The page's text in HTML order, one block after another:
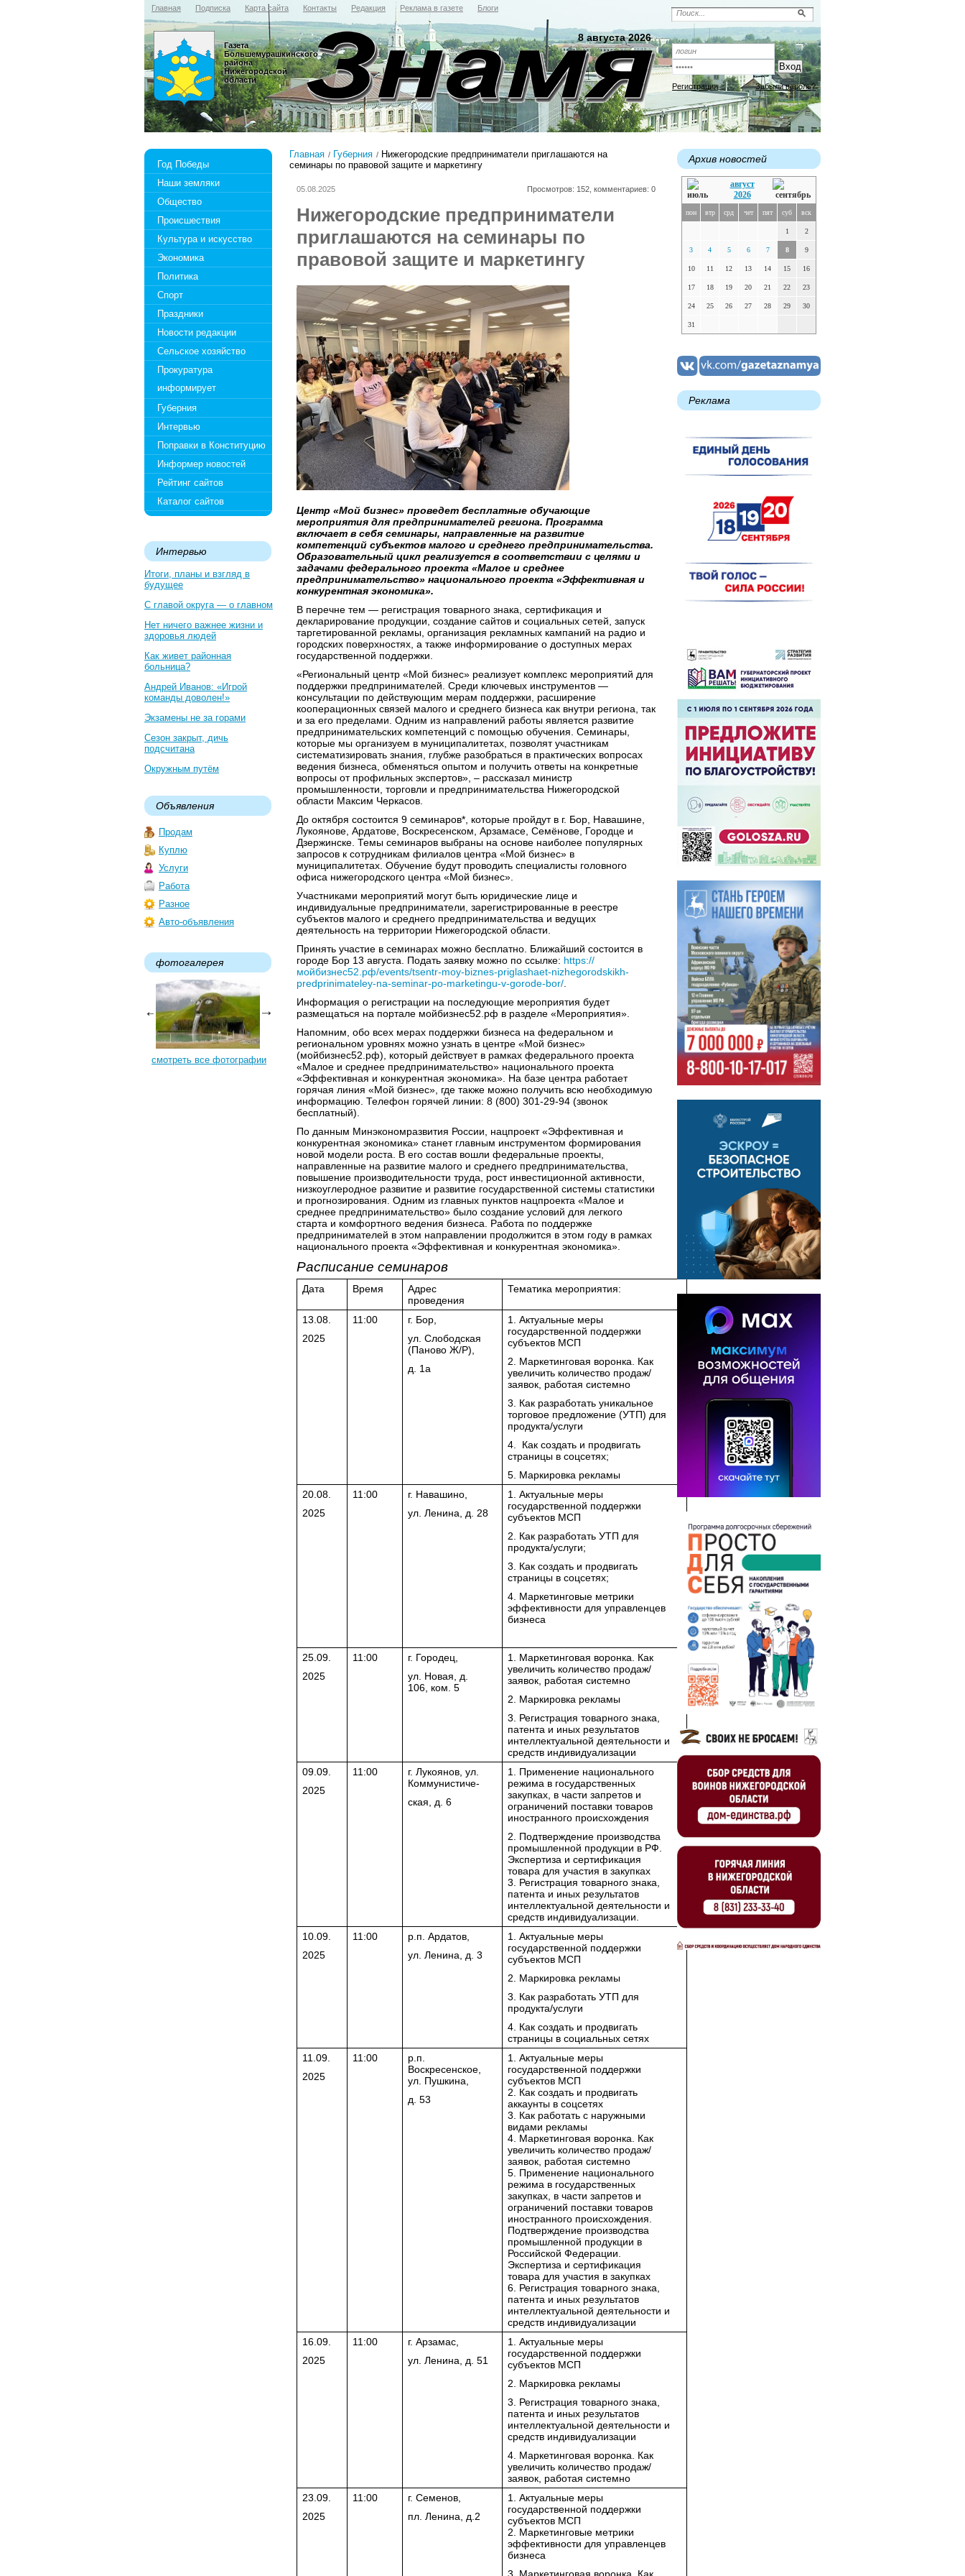
Главная Подписка Карта сайта Контакты Редакция Реклама в газете Блоги
Регистрация Забыли пароль?
8 августа 2026
Газета
Большемурашкинского
района
Нижегородской
области
Год Победы
Наши земляки
Общество
Происшествия
Культура и искусство
Экономика
Политика
Спорт
Праздники
Новости редакции
Сельское хозяйство
Прокуратура
информирует
Губерния
Интервью
Поправки в Конституцию
Информер новостей
Рейтинг сайтов
Каталог сайтов
Интервью
Итоги, планы и взгляд в
будущее
С главой округа — о главном
Нет ничего важнее жизни и
здоровья людей
Как живет районная
больница?
Андрей Иванов: «Игрой
команды доволен!»
Экзамены не за горами
Сезон закрыт, дичь
подсчитана
Окружным путём
Объявления
Продам
Куплю
Услуги
Работа
Разное
Авто-объявления
фотогалерея
смотреть все фотографии
Главная Губерния
Нижегородские предприниматели приглашаются на
семинары по правовой защите и маркетингу
05.08.2025 Просмотров: 152, комментариев: 0
Нижегородские предприниматели
приглашаются на семинары по
правовой защите и маркетингу
Центр «Мой бизнес» проведет бесплатные обучающие
мероприятия для предпринимателей региона. Программа
включает в себя семинары, направленные на развитие
компетенций субъектов малого и среднего предпринимательства.
Образовательный цикл реализуется в соответствии с целями и
задачами федерального проекта «Малое и среднее
предпринимательство» национального проекта «Эффективная и
конкурентная экономика».
В перечне тем — регистрация товарного знака, сертификация и
декларирование продукции, создание сайтов и социальных сетей, запуск
таргетированной рекламы, организация рекламных кампаний на радио и
городских поверхностях, а также информирование о доступных мерах
государственной поддержки.
«Региональный центр «Мой бизнес» реализует комплекс мероприятий для
поддержки предпринимателей. Среди ключевых инструментов —
консультации по действующим мерам поддержки, расширение
кооперационных связей малого и среднего бизнеса как внутри региона, так
и за его пределами. Одним из направлений работы является развитие
предпринимательских компетенций с помощью обучения. Семинары,
которые мы организуем в муниципалитетах, позволят участникам
систематизировать знания, глубже разобраться в практических вопросах
ведения бизнеса, обменяться опытом и получить ответы на конкретные
вопросы от профильных экспертов», – рассказал министр
промышленности, торговли и предпринимательства Нижегородской
области Максим Черкасов.
До октября состоится 9 семинаров*, которые пройдут в г. Бор, Навашине,
Лукоянове, Ардатове, Воскресенском, Арзамасе, Семёнове, Городце и
Дзержинске. Темы семинаров выбраны на основе наиболее популярных
запросов к сотрудникам филиалов центра «Мой бизнес» в
муниципалитетах. Обучение будут проводить специалисты головного
офиса нижегородского центра «Мой бизнес».
Участниками мероприятий могут быть юридические лице и
индивидуальные предприниматели, зарегистрированные в реестре
субъектов малого и среднего предпринимательства и ведущих
деятельность на территории Нижегородской области.
Принять участие в семинарах можно бесплатно. Ближайший состоится в
городе Бор 13 августа. Подать заявку можно по ссылке: https://
мойбизнес52.рф/events/tsentr-moy-biznes-priglashaet-nizhegorodskikh-
predprinimateley-na-seminar-po-marketingu-v-gorode-bor/
Информация о регистрации на последующие мероприятия будет
размещаться на портале мойбизнес52.рф в разделе «Мероприятия».
Напомним, обо всех мерах поддержки бизнеса на федеральном и
региональном уровнях можно узнать в центре «Мой бизнес»
(мойбизнес52.рф), который действует в рамках федерального проекта
«Малое и среднее предпринимательство» национального проекта
«Эффективная и конкурентная экономика». На базе центра работает
горячая линия «Мой бизнес», где также можно получить всю необходимую
информацию. Телефон горячей линии: 8 (800) 301-29-94 (звонок
бесплатный).
По данным Минэкономразвития России, нацпроект «Эффективная и
конкурентная экономика» станет главным инструментом формирования
новой модели роста. В его состав вошли федеральные проекты,
направленные на развитие малого и среднего предпринимательства,
повышение производительности труда, рост инвестиционной активности,
низкоуглеродное развитие и развитие государственной системы статистики
и прогнозирования. Одним из главных пунктов нацпроекта «Малое и
среднее предпринимательство» было создание условий для легкого
старта и комфортного ведения бизнеса. Работа по поддержке
предпринимателей в этом направлении продолжится в этом году в рамках
национального проекта «Эффективная и конкурентная экономика».
Расписание семинаров
Дата Время
Адрес
проведения
Тематика мероприятия:
13.08.
2025
11:00
г. Бор,
ул. Слободская
(Паново Ж/Р),
д. 1а
1. Актуальные меры
государственной поддержки
субъектов МСП
2. Маркетинговая воронка. Как
увеличить количество продаж/
заявок, работая системно
3. Как разработать уникальное
торговое предложение (УТП) для
продукта/услуги
4. Как создать и продвигать
страницы в соцсетях;
5. Маркировка рекламы
20.08.
2025
11:00
г. Навашино,
ул. Ленина, д. 28
1. Актуальные меры
государственной поддержки
субъектов МСП
2. Как разработать УТП для
продукта/услуги;
3. Как создать и продвигать
страницы в соцсетях;
4. Маркетинговые метрики
эффективности для управленцев
бизнеса
25.09.
2025
11:00
г. Городец,
ул. Новая, д.
106, ком. 5
1. Маркетинговая воронка. Как
увеличить количество продаж/
заявок, работая системно
2. Маркировка рекламы
3. Регистрация товарного знака,
патента и иных результатов
интеллектуальной деятельности и
средств индивидуализации
09.09.
2025
11:00
г. Лукоянов, ул.
Коммунистиче-
ская, д. 6
1. Применение национального
режима в государственных
закупках, в части запретов и
ограничений поставки товаров
иностранного происхождения
2. Подтверждение производства
промышленной продукции в РФ.
Экспертиза и сертификация
товара для участия в закупках
3. Регистрация товарного знака,
патента и иных результатов
интеллектуальной деятельности и
средств индивидуализации.
10.09.
2025
11:00
р.п. Ардатов,
ул. Ленина, д. 3
1. Актуальные меры
государственной поддержки
субъектов МСП
2. Маркировка рекламы
3. Как разработать УТП для
продукта/услуги
4. Как создать и продвигать
страницы в социальных сетях
11.09.
2025
11:00
р.п.
Воскресенское,
ул. Пушкина,
д. 53
1. Актуальные меры
государственной поддержки
субъектов МСП
2. Как создать и продвигать
аккаунты в соцсетях
3. Как работать с наружными
видами рекламы
4. Маркетинговая воронка. Как
увеличить количество продаж/
заявок, работая системно
5. Применение национального
режима в государственных
закупках, в части запретов и
ограничений поставки товаров
иностранного происхождения.
Подтверждение производства
промышленной продукции в
Российской Федерации.
Экспертиза и сертификация
товара для участия в закупках
6. Регистрация товарного знака,
патента и иных результатов
интеллектуальной деятельности и
средств индивидуализации
16.09.
2025
11:00
г. Арзамас,
ул. Ленина, д. 51
1. Актуальные меры
государственной поддержки
субъектов МСП
2. Маркировка рекламы
3. Регистрация товарного знака,
патента и иных результатов
интеллектуальной деятельности и
средств индивидуализации
4. Маркетинговая воронка. Как
увеличить количество продаж/
заявок, работая системно
23.09.
2025
11:00
г. Семенов,
пл. Ленина, д.2
1. Актуальные меры
государственной поддержки
субъектов МСП
2. Маркетинговые метрики
эффективности для управленцев
бизнеса
Архив новостей
август
2026
пон втр срд чет пят суб вск
1 2
3 4 5 6 7 8 9
10 11 12 13 14 15 16
17 18 19 20 21 22 23
24 25 26 27 28 29 30
31
Реклама